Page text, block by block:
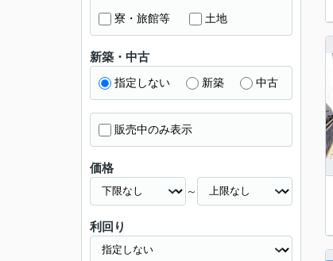
寮・旅館等 土地
新築・中古
指定しない 新築 中古
販売中のみ表示
価格
～
利回り